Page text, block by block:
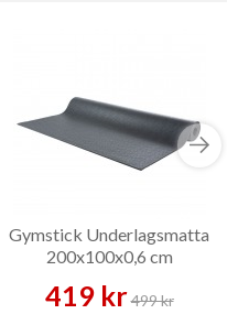
Gymstick Underlagsmatta
200x100x0,6 cm
419 kr499 kr